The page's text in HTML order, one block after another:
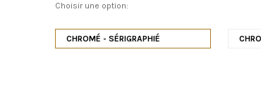
Choisir une option:
CHROMÉ - SÉRIGRAPHIÉ